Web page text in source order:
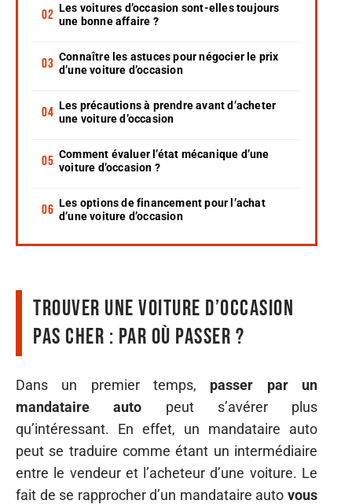
Les voitures d’occasion sont-elles toujours
une bonne affaire ?
Connaître les astuces pour négocier le prix
d’une voiture d’occasion
Les précautions à prendre avant d’acheter
une voiture d’occasion
Comment évaluer l’état mécanique d’une
voiture d’occasion ?
Les options de financement pour l’achat
d’une voiture d’occasion
Trouver une voiture d’occasion
pas cher : par où passer ?
Dans un premier temps, passer par un
mandataire auto peut s’avérer plus
qu’intéressant. En effet, un mandataire auto
peut se traduire comme étant un intermédiaire
entre le vendeur et l’acheteur d’une voiture. Le
fait de se rapprocher d’un mandataire auto vous